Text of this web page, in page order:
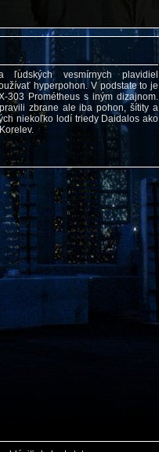
ľudských vesmírnych plavidiel
hyperpohon. V podstate to je
303 Prométheus s iným dizajnom.
zbrane ale iba pohon, šítity a
niekoľko lodí triedy Daidalos ako